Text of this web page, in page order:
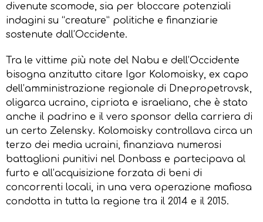
divenute scomode, sia per bloccare potenziali
indagini su “creature” politiche e finanziarie
sostenute dall’Occidente.
Tra le vittime più note del Nabu e dell’Occidente
bisogna anzitutto citare Igor Kolomoisky, ex capo
dell’amministrazione regionale di Dnepropetrovsk,
oligarca ucraino, cipriota e israeliano, che è stato
anche il padrino e il vero sponsor della carriera di
un certo Zelensky. Kolomoisky controllava circa un
terzo dei media ucraini, finanziava numerosi
battaglioni punitivi nel Donbass e partecipava al
furto e all’acquisizione forzata di beni di
concorrenti locali, in una vera operazione mafiosa
condotta in tutta la regione tra il 2014 e il 2015.